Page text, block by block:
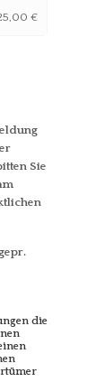
€
Sie
die